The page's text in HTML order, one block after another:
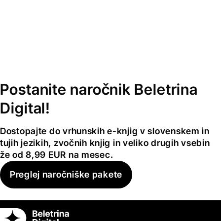
Postanite naročnik Beletrina
Digital!
Dostopajte do vrhunskih e-knjig v slovenskem in
tujih jezikih, zvočnih knjig in veliko drugih vsebin
že od 8,99 EUR na mesec.
Preglej naročniške pakete